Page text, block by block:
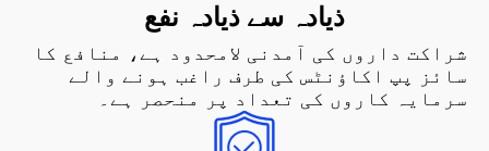
ذیادہ سے ذیادہ نفع
شراکت داروں کی آمدنی لامحدود ہے، منافع کا
سائز پپ اکاؤنٹس کی طرف راغب ہونے والے
سرمایہ کاروں کی تعداد پر منحصر ہے۔